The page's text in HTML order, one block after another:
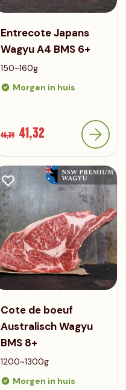
Entrecote Japans
Wagyu A4 BMS 6+
150~160g
Morgen in huis
46,39 41,32
Cote de boeuf
Australisch Wagyu
BMS 8+
1200~1300g
Morgen in huis